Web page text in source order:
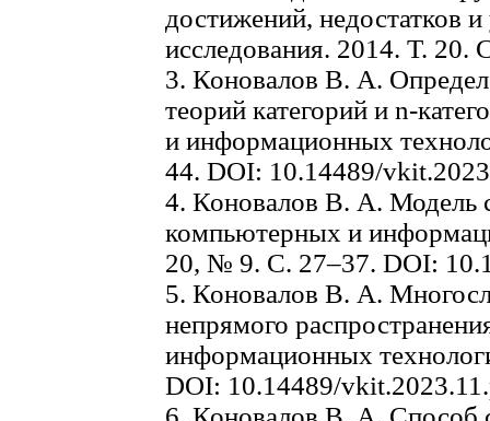
достижений, недостатков
исследования. 2014. Т. 20.
3. Коновалов В. А.
теорий категорий и n-
и информационных
44. DOI: 10.14489/
4. Коновалов В. А. Модель
компьютерных и
20, № 9. C. 27–37. DOI:
5. Коновалов В. А.
непрямого
информационных
DOI: 10.14489/